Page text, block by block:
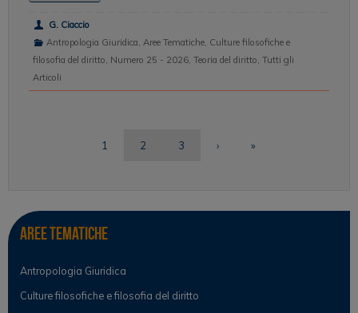
G. Ciaccio
Antropologia Giuridica Aree Tematiche, Culture filosofiche e
filosofia del diritto Numero 25 - 2026 Teoria del diritto Tutti gli
Articoli
1 2 3 › »
Aree tematiche
Antropologia Giuridica
Culture filosofiche e filosofia del diritto